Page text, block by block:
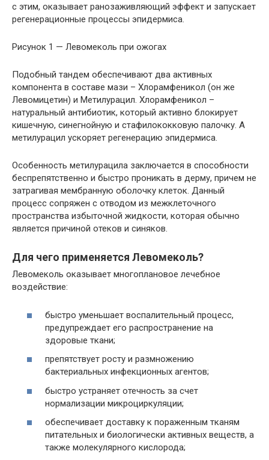
с этим, оказывает ранозаживляющий эффект и запускает
регенерационные процессы эпидермиса.
Рисунок 1 — Левомеколь при ожогах
Подобный тандем обеспечивают два активных
компонента в составе мази – Хлорамфеникол (он же
Левомицетин) и Метилурацил. Хлорамфеникол –
натуральный антибиотик, который активно блокирует
кишечную, синегнойную и стафилококковую палочку. А
метилурацил ускоряет регенерацию эпидермиса.
Особенность метилурацила заключается в способности
беспрепятственно и быстро проникать в дерму, причем не
затрагивая мембранную оболочку клеток. Данный
процесс сопряжен с отводом из межклеточного
пространства избыточной жидкости, которая обычно
является причиной отеков и синяков.
Для чего применяется Левомеколь?
Левомеколь оказывает многоплановое лечебное
воздействие:
быстро уменьшает воспалительный процесс,
предупреждает его распространение на
здоровые ткани;
препятствует росту и размножению
бактериальных инфекционных агентов;
быстро устраняет отечность за счет
нормализации микроциркуляции;
обеспечивает доставку к пораженным тканям
питательных и биологически активных веществ, а
также молекулярного кислорода;